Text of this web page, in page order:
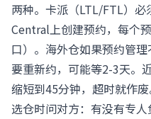
两种。卡派（LTL/FTL）
Central上创建预约，每个
口）。海外仓如果预约管
要重新约，可能等2-3天。
缩短到45分钟，超时就作废
选仓时问对方：有没有专